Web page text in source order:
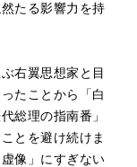
たる影響力を持
右翼思想家と目
たことから「白
総理の指南番」
とを避け続けま
像」にすぎない